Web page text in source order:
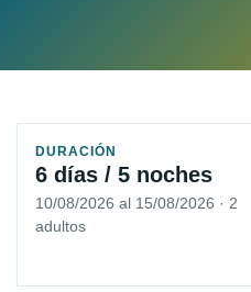
DURACIÓN
6 días / 5 noches
10/08/2026 al 15/08/2026 · 2
adultos